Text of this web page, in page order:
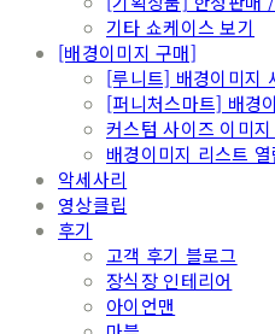
기타 쇼케이스 보기
[배경이미지 구매]
[루니트] 배경이미지
[퍼니처스마트] 배경
커스텀 사이즈 이미
배경이미지 리스트 열
악세사리
영상클립
후기
고객 후기 블로그
장식장 인테리어
아이언맨